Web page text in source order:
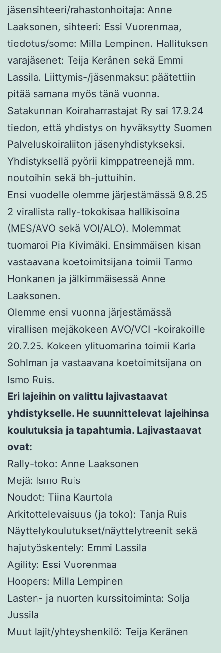
jäsensihteeri/rahastonhoitaja: Anne
Laaksonen, sihteeri: Essi Vuorenmaa,
tiedotus/some: Milla Lempinen. Hallituksen
varajäsenet: Teija Keränen sekä Emmi
Lassila. Liittymis-/jäsenmaksut päätettiin
pitää samana myös tänä vuonna.
Satakunnan Koiraharrastajat Ry sai 17.9.24
tiedon, että yhdistys on hyväksytty Suomen
Palveluskoiraliiton jäsenyhdistykseksi.
Yhdistyksellä pyörii kimppatreenejä mm.
noutoihin sekä bh-juttuihin.
Ensi vuodelle olemme järjestämässä 9.8.25
2 virallista rally-tokokisaa hallikisoina
(MES/AVO sekä VOI/ALO). Molemmat
tuomaroi Pia Kivimäki. Ensimmäisen kisan
vastaavana koetoimitsijana toimii Tarmo
Honkanen ja jälkimmäisessä Anne
Laaksonen.
Olemme ensi vuonna järjestämässä
virallisen mejäkokeen AVO/VOI -koirakoille
20.7.25. Kokeen ylituomarina toimii Karla
Sohlman ja vastaavana koetoimitsijana on
Ismo Ruis.
Eri lajeihin on valittu lajivastaavat
yhdistykselle. He suunnittelevat lajeihinsa
koulutuksia ja tapahtumia. Lajivastaavat
ovat:
Rally-toko: Anne Laaksonen
Mejä: Ismo Ruis
Noudot: Tiina Kaurtola
Arkitottelevaisuus (ja toko): Tanja Ruis
Näyttelykoulutukset/näyttelytreenit sekä
hajutyöskentely: Emmi Lassila
Agility: Essi Vuorenmaa
Hoopers: Milla Lempinen
Lasten- ja nuorten kurssitoiminta: Solja
Jussila
Muut lajit/yhteyshenkilö: Teija Keränen